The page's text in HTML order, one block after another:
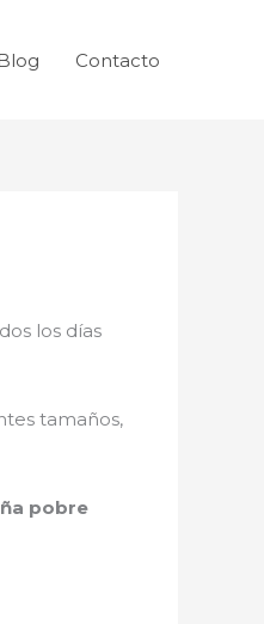
Blog Contacto
los días
tamaños,
pobre